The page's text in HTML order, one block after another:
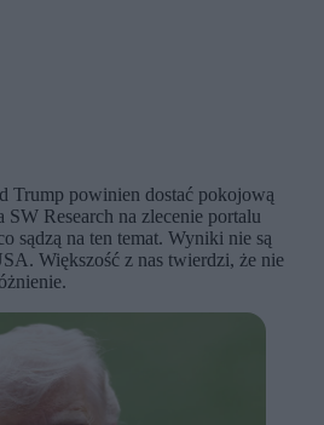
Trump powinien dostać pokojową
Research na zlecenie portalu
sądzą na ten temat. Wyniki nie są
Większość z nas twierdzi, że nie